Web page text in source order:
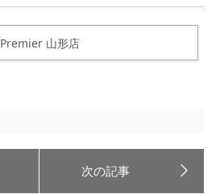
Premier 山形店